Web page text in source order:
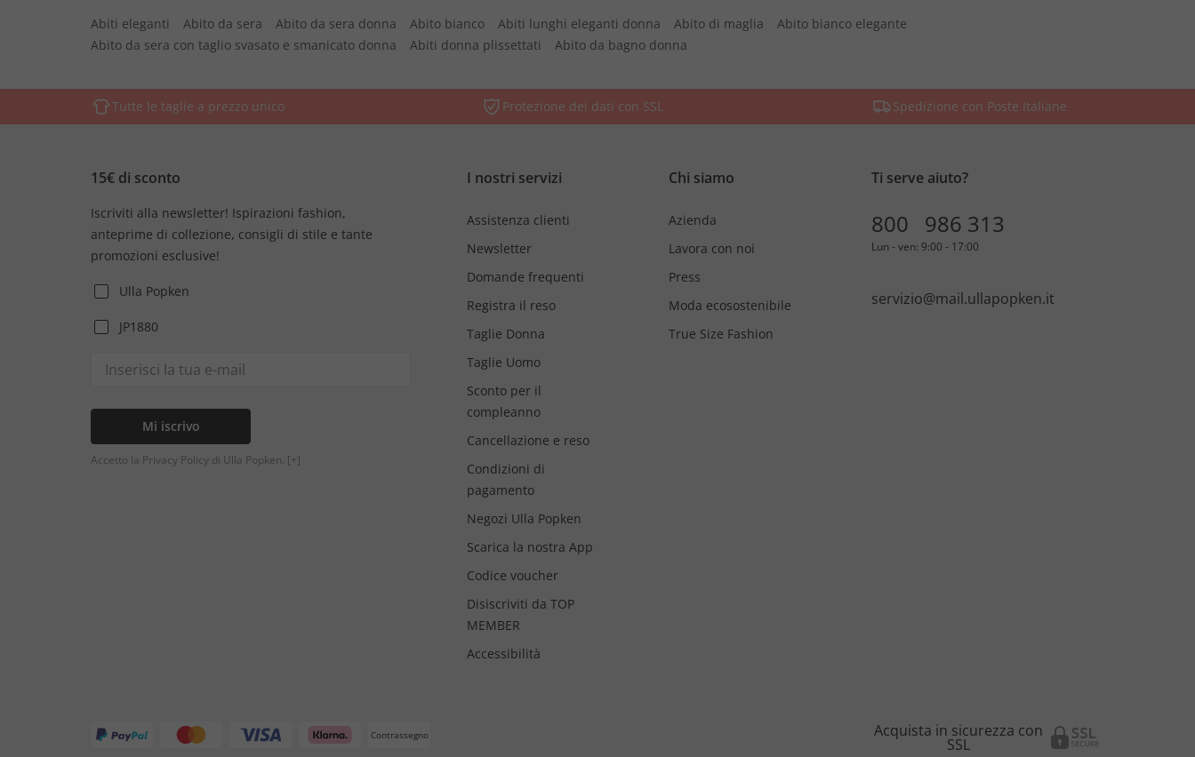
Abiti eleganti Abito da sera Abito da sera donna Abito bianco Abiti lunghi eleganti donna Abito di maglia
Abito bianco elegante
Abito da sera con taglio svasato e smanicato donna
Abiti donna plissettati Abito da bagno donna
Tutte le taglie a prezzo unico Protezione dei dati con SSL Spedizione con Poste Italiane
15€ di sconto
Iscriviti alla newsletter! Ispirazioni fashion,
anteprime di collezione, consigli di stile e tante
promozioni esclusive!
Ulla Popken
JP1880
Mi iscrivo
Accetto la Privacy Policy di Ulla Popken. [+]
I nostri servizi
Assistenza clienti
Newsletter
Domande frequenti
Registra il reso
Taglie Donna
Taglie Uomo
Sconto per il
compleanno
Cancellazione e reso
Condizioni di
pagamento
Negozi Ulla Popken
Scarica la nostra App
Codice voucher
Disiscriviti da TOP
MEMBER
Accessibilità
Chi siamo
Azienda
Lavora con noi
Press
Moda ecosostenibile
True Size Fashion
Ti serve aiuto?
800 986 313
Lun - ven: 9:00 - 17:00
servizio@mail.ullapopken.it
Contrassegno Acquista in sicurezza con
SSL